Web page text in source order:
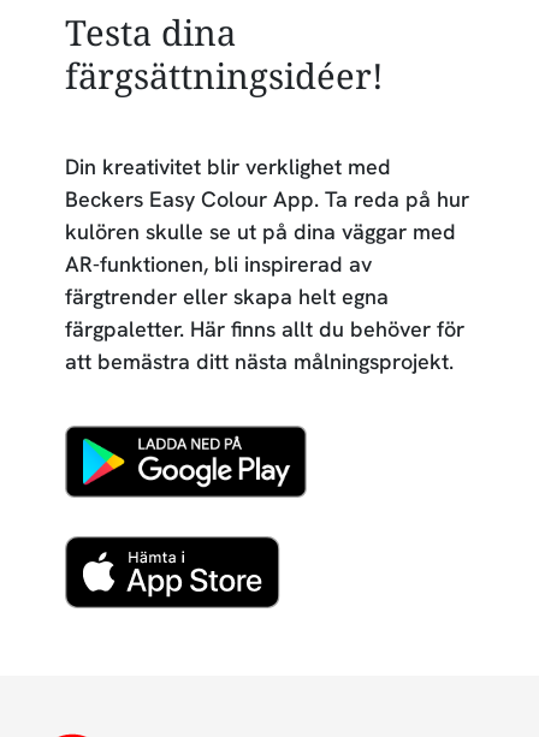
Testa dina
färgsättningsidéer!
Din kreativitet blir verklighet med
Beckers Easy Colour App. Ta reda på hur
kulören skulle se ut på dina väggar med
AR-funktionen, bli inspirerad av
färgtrender eller skapa helt egna
färgpaletter. Här finns allt du behöver för
att bemästra ditt nästa målningsprojekt.